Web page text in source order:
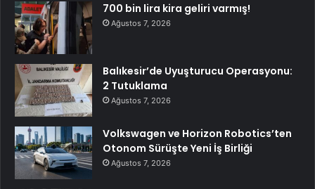
700 bin lira kira geliri varmış!
Ağustos 7, 2026
Balıkesir’de Uyuşturucu Operasyonu:
2 Tutuklama
Ağustos 7, 2026
Volkswagen ve Horizon Robotics’ten
Otonom Sürüşte Yeni İş Birliği
Ağustos 7, 2026